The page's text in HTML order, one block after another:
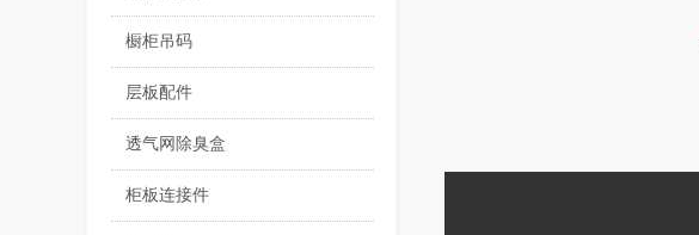
橱柜吊码
层板配件
透气网除臭盒
柜板连接件